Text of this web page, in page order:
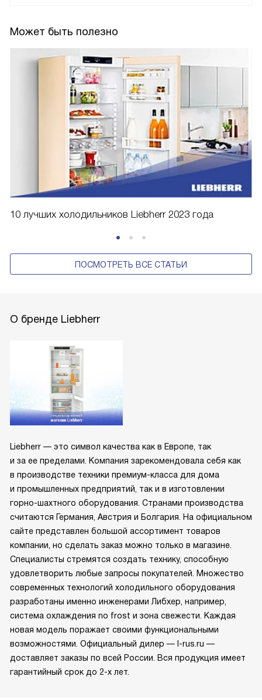
Может быть полезно
10 лучших холодильников Liebherr 2023 года
ПОСМОТРЕТЬ ВСЕ СТАТЬИ
О бренде Liebherr
Liebherr — это символ качества как в Европе, так
и за ее пределами. Компания зарекомендовала себя как
в производстве техники премиум-класса для дома
и промышленных предприятий, так и в изготовлении
горно-шахтного оборудования. Странами производства
считаются Германия, Австрия и Болгария. На официальном
сайте представлен большой ассортимент товаров
компании, но сделать заказ можно только в магазине.
Специалисты стремятся создать технику, способную
удовлетворить любые запросы покупателей. Множество
современных технологий холодильного оборудования
разработаны именно инженерами Либхер, например,
система охлаждения no frost и зона свежести. Каждая
новая модель поражает своими функциональными
возможностями. Официальный дилер — l-rus.ru —
доставляет заказы по всей России. Вся продукция имеет
гарантийный срок до 2-х лет.